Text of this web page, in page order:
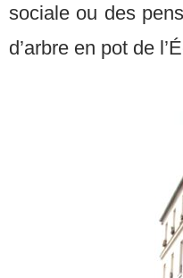
sociale ou des
d’arbre en pot de